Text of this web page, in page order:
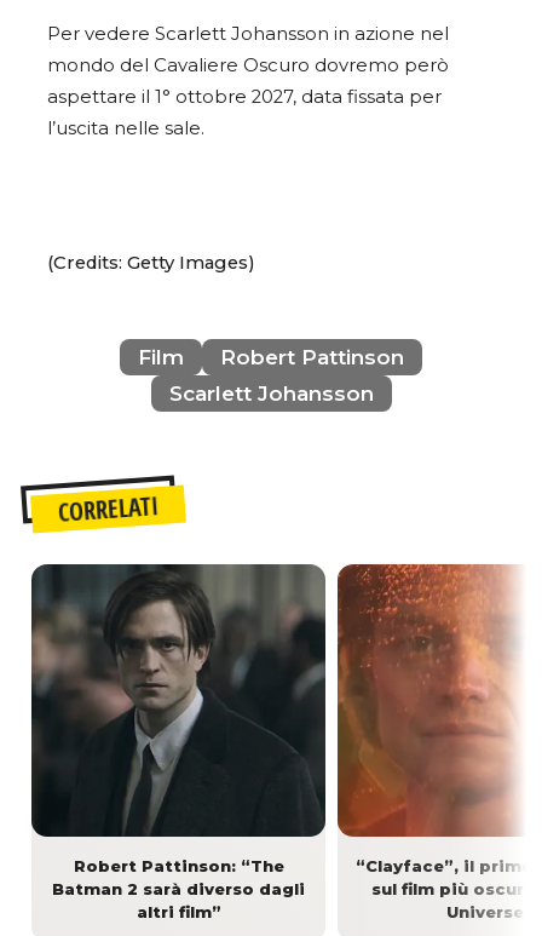
Per vedere Scarlett Johansson in azione nel
mondo del Cavaliere Oscuro dovremo però
aspettare il 1° ottobre 2027, data fissata per
l’uscita nelle sale.
(Credits: Getty Images)
Film
Robert Pattinson
Scarlett Johansson
CORRELATI
Robert Pattinson: “The
Batman 2 sarà diverso dagli
altri film”
“Clayface”, il primo
sul film più oscuro
Universe